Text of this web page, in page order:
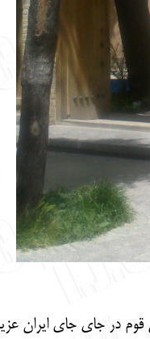
و پیامبرانی از این قوم در